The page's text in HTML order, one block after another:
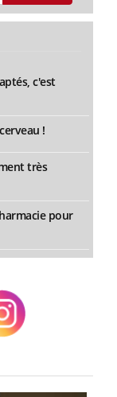
c'est
!
très
pour